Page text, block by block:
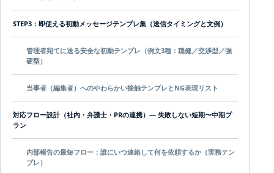
STEP3：即使える初動メッセージテンプレ集（送信タイミングと文例）
管理者宛てに送る安全な初動テンプレ（例文3種：穏健／交渉型／強
硬型）
当事者（編集者）へのやわらかい接触テンプレとNG表現リスト
対応フロー設計（社内・弁護士・PRの連携）— 失敗しない短期〜中期プ
ラン
内部報告の最短フロー：誰にいつ連絡して何を依頼するか（実務テン
プレ）